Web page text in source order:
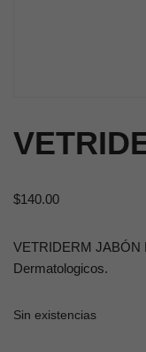
$140.00
VETRIDERM JABÓN
Dermatologicos.
Sin existencias